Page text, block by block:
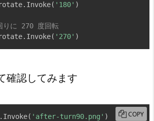
. Invoke( '180' )
りに 270 度回転
. Invoke( '270' )
確認してみます
. Invoke( 'after-turn90.png' ) COPY